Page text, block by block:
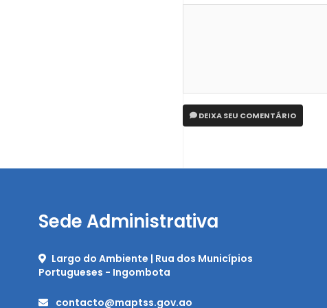
DEIXA SEU COMENTÁRIO
Sede Administrativa
Largo do Ambiente | Rua dos Municípios
Portugueses - Ingombota
contacto@maptss.gov.ao